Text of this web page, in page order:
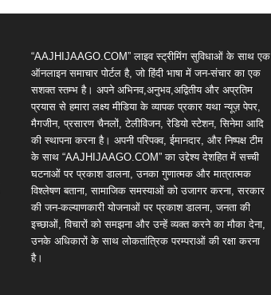
“AAJHIJAAGO.COM” लाइव स्ट्रीमिंग सुविधाओं के साथ एक
ऑनलाइन समाचार पोर्टल है, जो हिंदी भाषा में जन-संचार का एक
सशक्त स्तम्भ है। अपने अभिनव,अनुभव,अद्वितीय और अप्रतिम
प्रयास से हमारा लक्ष्य मीडिया के व्यापक प्रकार यथा न्यूज़ पेपर,
मैगजीन, प्रसारण चैनलों, टेलीविजन, रेडियो स्टेशन, सिनेमा आदि
की स्थापना करना है। अपनी परिपक्व, ईमानदार, और निष्पक्ष टीम
के साथ “AAJHIJAAGO.COM” का उद्देश्य देशहित में सच्ची
घटनाओं पर प्रकाश डालना, उनका गुणात्मक और मात्रात्मक
विश्लेषण बताना, सामाजिक समस्याओं को उजागर करना, सरकार
की जन-कल्याणकारी योजनाओं पर प्रकाश डालना, जनता की
इच्छाओं, विचारों को समझना और उन्हें व्यक्त करने का मौका देना,
उनके अधिकारों के साथ लोकतांत्रिक परम्पराओं की रक्षा करना
है।